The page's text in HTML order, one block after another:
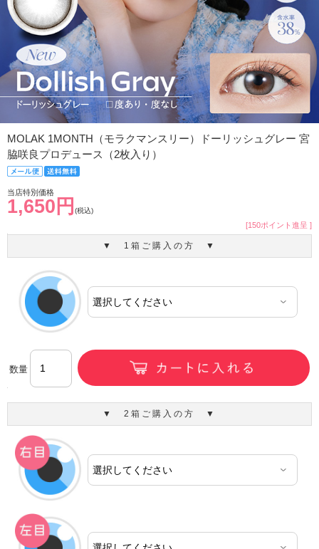
MOLAK 1MONTH（モラクマンスリー）ドーリッシュグレー 宮
脇咲良プロデュース（2枚入り）
当店特別価格
1,650円 (税込)
[150ポイント進呈 ]
▼ 1箱ご購入の方 ▼
数量
▼ 2箱ご購入の方 ▼